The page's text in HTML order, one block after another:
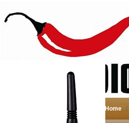
Home